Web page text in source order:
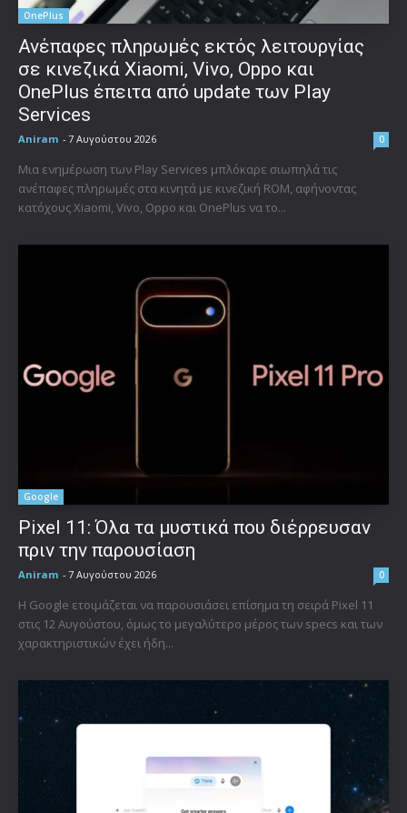
OnePlus
Ανέπαφες πληρωμές εκτός λειτουργίας
σε κινεζικά Xiaomi, Vivo, Oppo και
OnePlus έπειτα από update των Play
Services
Aniram - 7 Αυγούστου 2026 0
Μια ενημέρωση των Play Services μπλόκαρε σιωπηλά τις
ανέπαφες πληρωμές στα κινητά με κινεζική ROM, αφήνοντας
κατόχους Xiaomi, Vivo, Oppo και OnePlus να το...
Google
Pixel 11: Όλα τα μυστικά που διέρρευσαν
πριν την παρουσίαση
Aniram - 7 Αυγούστου 2026 0
Η Google ετοιμάζεται να παρουσιάσει επίσημα τη σειρά Pixel 11
στις 12 Αυγούστου, όμως το μεγαλύτερο μέρος των specs και των
χαρακτηριστικών έχει ήδη...